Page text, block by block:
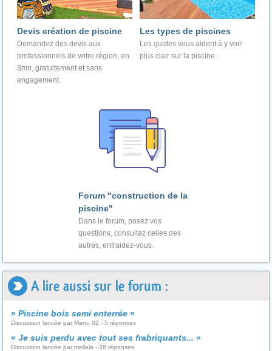
Devis création de piscine
Demandez des devis aux
professionnels de votre région, en
3mn, gratuitement et sans
engagement.
Les types de piscines
Les guides vous aident à y voir
plus clair sur la piscine.
Forum "construction de la
piscine"
Dans le forum, posez vos
questions, consultez celles des
autres, entraidez-vous.
A lire aussi sur le forum :
« Piscine bois semi enterrée »
Discussion lancée par Manu 02 - 5 réponses
« Je suis perdu avec tout ses frabriquants... »
Discussion lancée par mellala - 38 réponses